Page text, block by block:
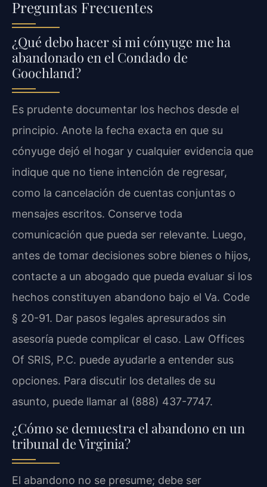
Preguntas Frecuentes
¿Qué debo hacer si mi cónyuge me ha
abandonado en el Condado de
Goochland?
Es prudente documentar los hechos desde el
principio. Anote la fecha exacta en que su
cónyuge dejó el hogar y cualquier evidencia que
indique que no tiene intención de regresar,
como la cancelación de cuentas conjuntas o
mensajes escritos. Conserve toda
comunicación que pueda ser relevante. Luego,
antes de tomar decisiones sobre bienes o hijos,
contacte a un abogado que pueda evaluar si los
hechos constituyen abandono bajo el Va. Code
§ 20-91. Dar pasos legales apresurados sin
asesoría puede complicar el caso. Law Offices
Of SRIS, P.C. puede ayudarle a entender sus
opciones. Para discutir los detalles de su
asunto, puede llamar al (888) 437-7747.
¿Cómo se demuestra el abandono en un
tribunal de Virginia?
El abandono no se presume; debe ser